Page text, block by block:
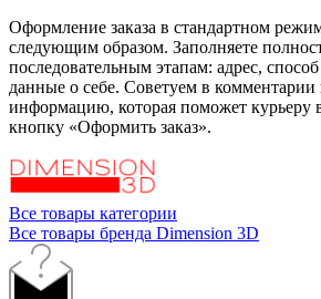
Оформление заказа в стандартном
следующим образом. Заполняете
последовательным этапам: адрес,
данные о себе. Советуем в комментарии
информацию, которая поможет курьеру
кнопку «Оформить заказ».
Все товары категории
Все товары бренда Dimension 3D